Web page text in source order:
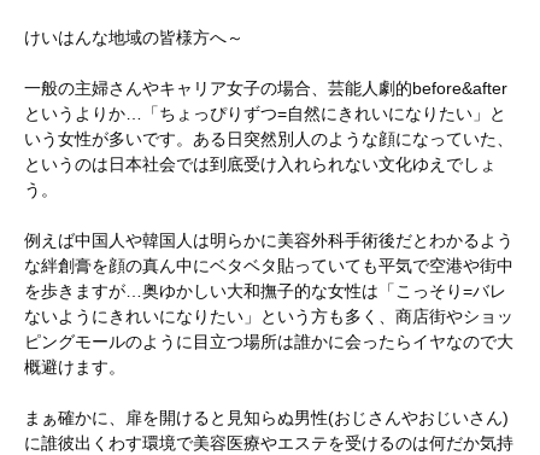
けいはんな地域の皆様方へ～
一般の主婦さんやキャリア女子の場合、芸能人劇的before&after
というよりか…「ちょっぴりずつ=自然にきれいになりたい」と
いう女性が多いです。ある日突然別人のような顔になっていた、
というのは日本社会では到底受け入れられない文化ゆえでしょ
う。
例えば中国人や韓国人は明らかに美容外科手術後だとわかるよう
な絆創膏を顔の真ん中にベタベタ貼っていても平気で空港や街中
を歩きますが…奥ゆかしい大和撫子的な女性は「こっそり=バレ
ないようにきれいになりたい」という方も多く、商店街やショッ
ピングモールのように目立つ場所は誰かに会ったらイヤなので大
概避けます。
まぁ確かに、扉を開けると見知らぬ男性(おじさんやおじいさん)
に誰彼出くわす環境で美容医療やエステを受けるのは何だか気持